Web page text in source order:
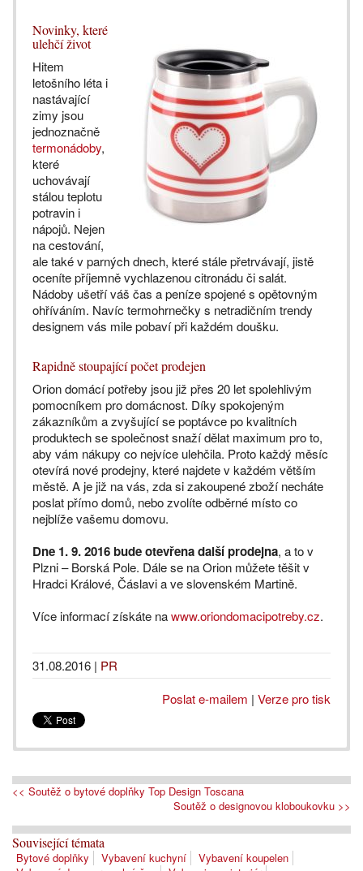
Novinky, které
ulehčí život
Hitem
letošního léta i
nastávající
zimy jsou
jednoznačně
termonádoby,
které
uchovávají
stálou teplotu
potravin i
nápojů. Nejen
na cestování,
ale také v parných dnech, které stále přetrvávají, jistě
oceníte příjemně vychlazenou citronádu či salát.
Nádoby ušetří váš čas a peníze spojené s opětovným
ohříváním. Navíc termohrnečky s netradičním trendy
designem vás mile pobaví při každém doušku.
Rapidně stoupající počet prodejen
Orion domácí potřeby jsou již přes 20 let spolehlivým
pomocníkem pro domácnost. Díky spokojeným
zákazníkům a zvyšující se poptávce po kvalitních
produktech se společnost snaží dělat maximum pro to,
aby vám nákupy co nejvíce ulehčila. Proto každý měsíc
otevírá nové prodejny, které najdete v každém větším
městě. A je již na vás, zda si zakoupené zboží necháte
poslat přímo domů, nebo zvolíte odběrné místo co
nejblíže vašemu domovu.
Dne 1. 9. 2016 bude otevřena další prodejna, a to v
Plzni – Borská Pole. Dále se na Orion můžete těšit v
Hradci Králové, Čáslavi a ve slovenském Martině.
Více informací získáte nawww.oriondomacipotreby.cz.
31.08.2016 | PR
Poslat e-mailem | Verze pro tisk
<< Soutěž o bytové doplňky Top Design Toscana
Soutěž o designovou kloboukovku >>
Související témata
Bytové doplňky Vybavení kuchyní
Vybavení koupelen